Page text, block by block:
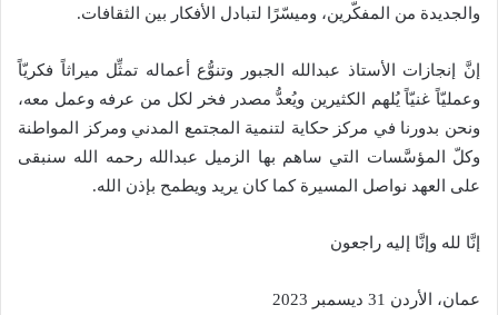
والجديدة من المفكّرين، وميسّرًا لتبادل الأفكار بين الثقافات.
إنَّ إنجازات الأستاذ عبدالله الجبور وتنوُّع أعماله تمثِّل ميراثاً فكريّاً
وعمليّاً غنيّاً يُلهم الكثيرين ويُعدُّ مصدر فخر لكل من عرفه وعمل معه،
ونحن بدورنا في مركز حكاية لتنمية المجتمع المدني ومركز المواطنة
وكلّ المؤسَّسات التي ساهم بها الزميل عبدالله رحمه الله سنبقى
على العهد نواصل المسيرة كما كان يريد ويطمح بإذن الله.
إنَّا لله وإنَّا إليه راجعون
عمان، الأردن 31 ديسمبر 2023